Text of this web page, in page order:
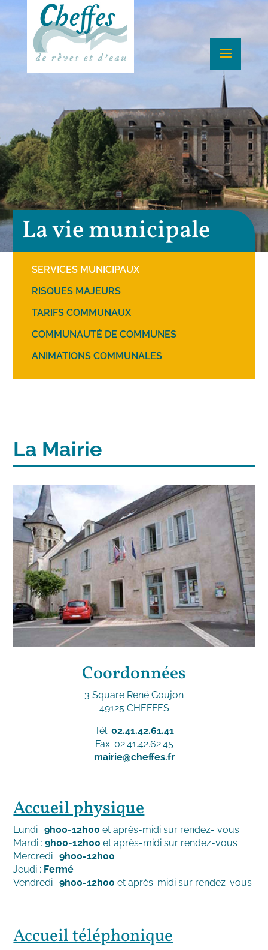
La vie municipale
SERVICES MUNICIPAUX
RISQUES MAJEURS
TARIFS COMMUNAUX
COMMUNAUTÉ DE COMMUNES
ANIMATIONS COMMUNALES
La Mairie
Coordonnées
3 Square René Goujon
49125 CHEFFES
Tél. 02.41.42.61.41
Fax. 02.41.42.62.45
mairie@cheffes.fr
Accueil physique
Lundi :9h00-12h00 et après-midi sur rendez- vous
Mardi :9h00-12h00 et après-midi sur rendez-vous
Mercredi :9h00-12h00
Jeudi : Fermé
Vendredi :9h00-12h00 et après-midi sur rendez-vous
Accueil téléphonique